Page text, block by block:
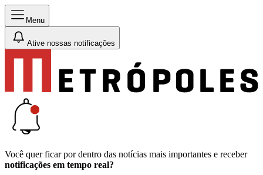
Menu
Ative nossas notificações
Você quer ficar por dentro das notícias mais importantes e receber
notificações em tempo real?